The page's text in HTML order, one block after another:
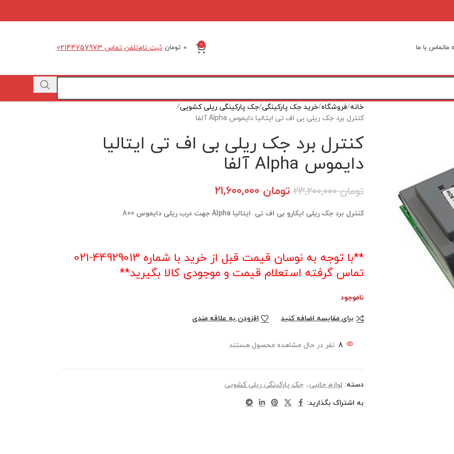
ماتماس با ما 0 تومان ثبت نامتلفن تماس 02144757973
خانه فروشگاه خرید جک‌ پارکینگی جک‌ پارکینگی ریلی کشویی
کنترل برد جک ریلی بی اف تی ایتالیا دایموس Alpha آلفا
کنترل برد جک ریلی بی اف تی ایتالیا
دایموس Alpha آلفا
تومان23,200,000 تومان
کنترل برد جک ریلی ایکارو بی اف تی ایتالیا Alpha جهت درب ریلی دایموس 800
**با توجه به نوسان قیمت قبل از خرید با شماره 44929013-021
تماس گرفته استعلام قیمت و موجودی کالا بگیرید**
ناموجود
برای مقایسه اضافه کنید افزودن به علاقه مندی
8 نفر در حال مشاهده محصول هستند
دسته: لوازم جانبی , جک‌ پارکینگی ریلی کشویی
به اشتراک بگذارید: